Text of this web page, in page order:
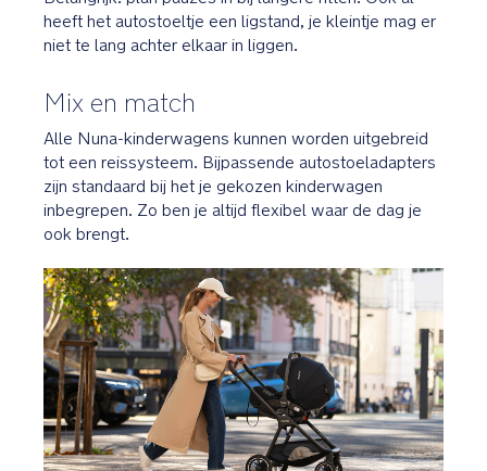
heeft het autostoeltje een ligstand, je kleintje mag er
niet te lang achter elkaar in liggen.
Mix en match
Alle Nuna-kinderwagens kunnen worden uitgebreid
tot een reissysteem. Bijpassende autostoeladapters
zijn standaard bij het je gekozen kinderwagen
inbegrepen. Zo ben je altijd flexibel waar de dag je
ook brengt.